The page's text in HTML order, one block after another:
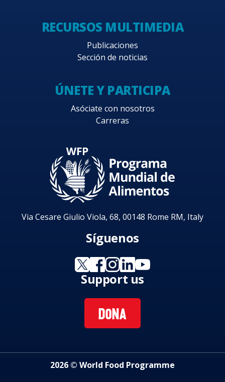
RECURSOS MULTIMEDIA
Publicaciones
Sección de noticias
ÚNETE Y PARTICIPA
Asóciate con nosotros
Carreras
Via Cesare Giulio Viola, 68, 00148 Rome RM, Italy
Síguenos
Support us
DONA
2026 © World Food Programme